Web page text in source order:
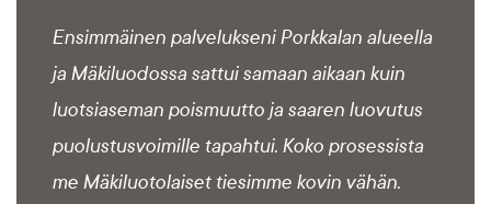
Ensimmäinen palvelukseni Porkkalan alueella
ja Mäkiluodossa sattui samaan aikaan kuin
luotsiaseman poismuutto ja saaren luovutus
puolustusvoimille tapahtui. Koko prosessista
me Mäkiluotolaiset tiesimme kovin vähän.